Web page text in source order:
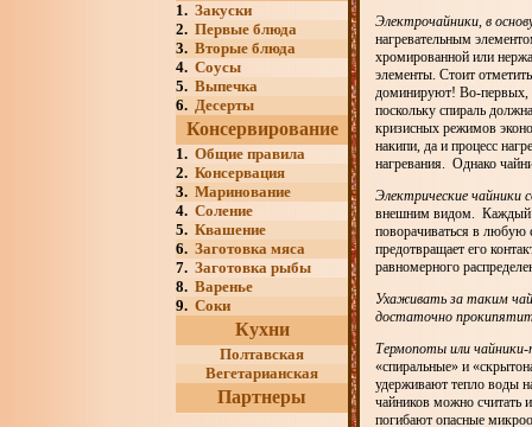
1. Закуски
2. Первые блюда
3. Вторые блюда
4. Соусы
5. Выпечка
6. Десерты
Консервирование
1. Общие правила
2. Консервация
3. Маринование
4. Соление
5. Квашение
6. Заготовка мяса
7. Заготовка рыбы
8. Варенье
9. Соки
Кухни
Полтавская
Вегетарианская
Партнеры
Электрочайники, в
нагревательным
хромированной или
элементы. Стоит
доминируют! Во-первых,
поскольку спираль
кризисных режимов
накипи, да и процесс
нагревания. Однако
Электрические
внешним видом. Каждый
поворачиваться в любую
предотвращает его
равномерного
Ухаживать за таким
достаточно
Термопоты или
«спиральные» и
удерживают тепло воды
чайников можно считать
погибают опасные